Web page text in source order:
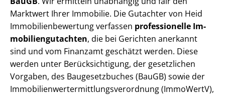
Marktwert Ihrer Immobilie. Die Gutachter von Heid
Im­mo­bi­li­en­be­wer­tung verfassen professionelle Im­
mo­bi­li­en­gut­ach­ten, die bei Gerichten anerkannt
sind und vom Finanzamt geschätzt werden. Diese
werden unter Be­rück­sich­ti­gung, der gesetzlichen
Vorgaben, des Baugesetzbuches (BauGB) sowie der
Im­mo­bi­li­en­wert­ermitt­lungs­ver­ord­nung (ImmoWertV),